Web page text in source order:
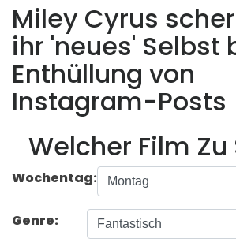
Miley Cyrus
ihr 'neues' Selbst
Enthüllung von
Instagram-Posts
Welcher Film Zu
Wochentag:
Genre: